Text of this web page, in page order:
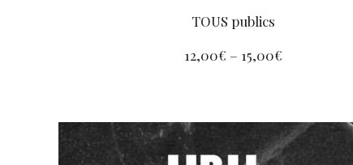
TOUS publics
12,00€ – 15,00€